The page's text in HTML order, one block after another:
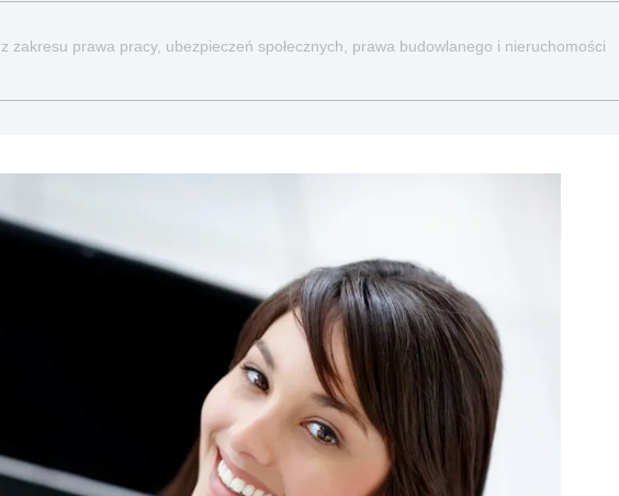
zakresu prawa pracy, ubezpieczeń społecznych, prawa budowlanego i nieruchomości